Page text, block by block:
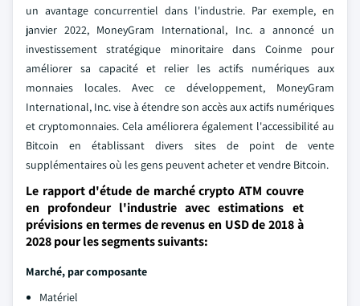
un avantage concurrentiel dans l'industrie. Par exemple, en
janvier 2022, MoneyGram International, Inc. a annoncé un
investissement stratégique minoritaire dans Coinme pour
améliorer sa capacité et relier les actifs numériques aux
monnaies locales. Avec ce développement, MoneyGram
International, Inc. vise à étendre son accès aux actifs numériques
et cryptomonnaies. Cela améliorera également l'accessibilité au
Bitcoin en établissant divers sites de point de vente
supplémentaires où les gens peuvent acheter et vendre Bitcoin.
Le rapport d'étude de marché crypto ATM couvre
en profondeur l'industrie avec estimations et
prévisions en termes de revenus en USD de 2018 à
2028 pour les segments suivants:
Marché, par composante
Matériel